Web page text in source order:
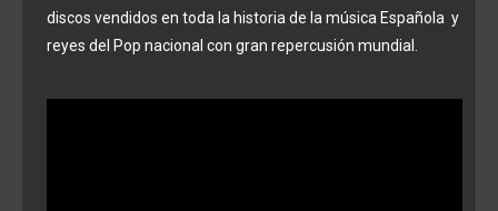
discos vendidos en toda la historia de la música Española y
reyes del Pop nacional con gran repercusión mundial.